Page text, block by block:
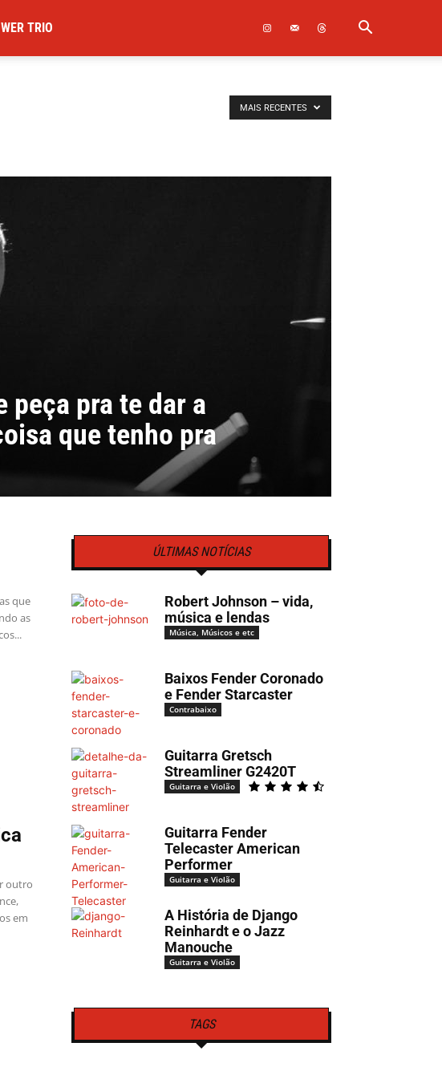
TRIO
MAIS RECENTES
peça pra te dar a
que tenho pra
que
as
outro
em
ÚLTIMAS NOTÍCIAS
Robert Johnson – vida,
música e lendas
Música, Músicos e etc
Baixos Fender Coronado
e Fender Starcaster
Contrabaixo
Guitarra Gretsch
Streamliner G2420T
Guitarra e Violão
Guitarra Fender
Telecaster American
Performer
Guitarra e Violão
A História de Django
Reinhardt e o Jazz
Manouche
Guitarra e Violão
TAGS